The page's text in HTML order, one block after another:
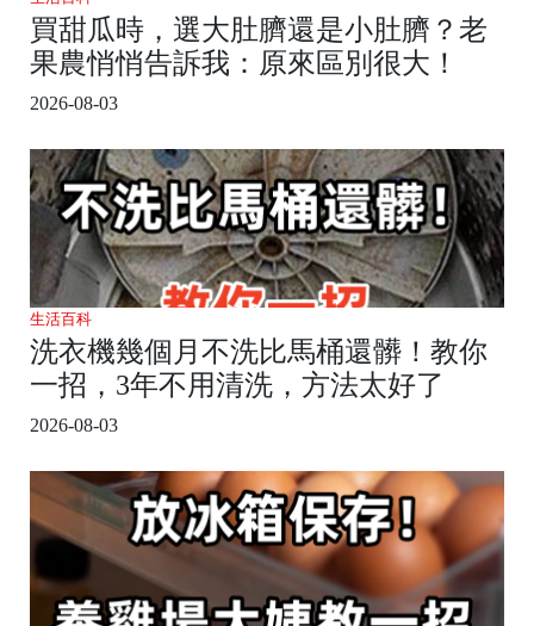
買甜瓜時，選大肚臍還是小肚臍？老
果農悄悄告訴我：原來區別很大！
2026-08-03
生活百科
洗衣機幾個月不洗比馬桶還髒！教你
一招，3年不用清洗，方法太好了
2026-08-03